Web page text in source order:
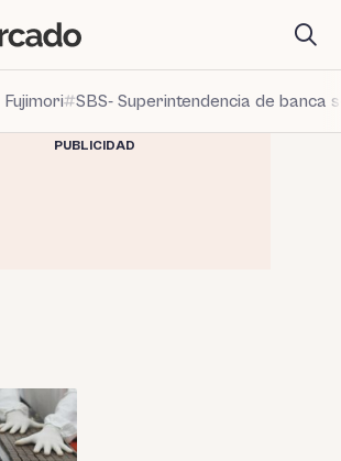
Fujimori SBS- Superintendencia de banca
PUBLICIDAD